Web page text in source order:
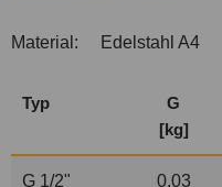
Material: Edelstahl A4
Typ
G
[kg]
G 1/2" 0,03